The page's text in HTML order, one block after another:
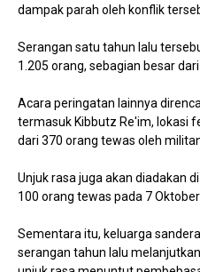
dampak parah oleh konflik
Serangan satu tahun lalu
1.205 orang, sebagian besar
Acara peringatan lainnya
termasuk Kibbutz Re'im, lokasi
dari 370 orang tewas oleh
Unjuk rasa juga akan diadakan
100 orang tewas pada 7 Oktober
Sementara itu, keluarga
serangan tahun lalu